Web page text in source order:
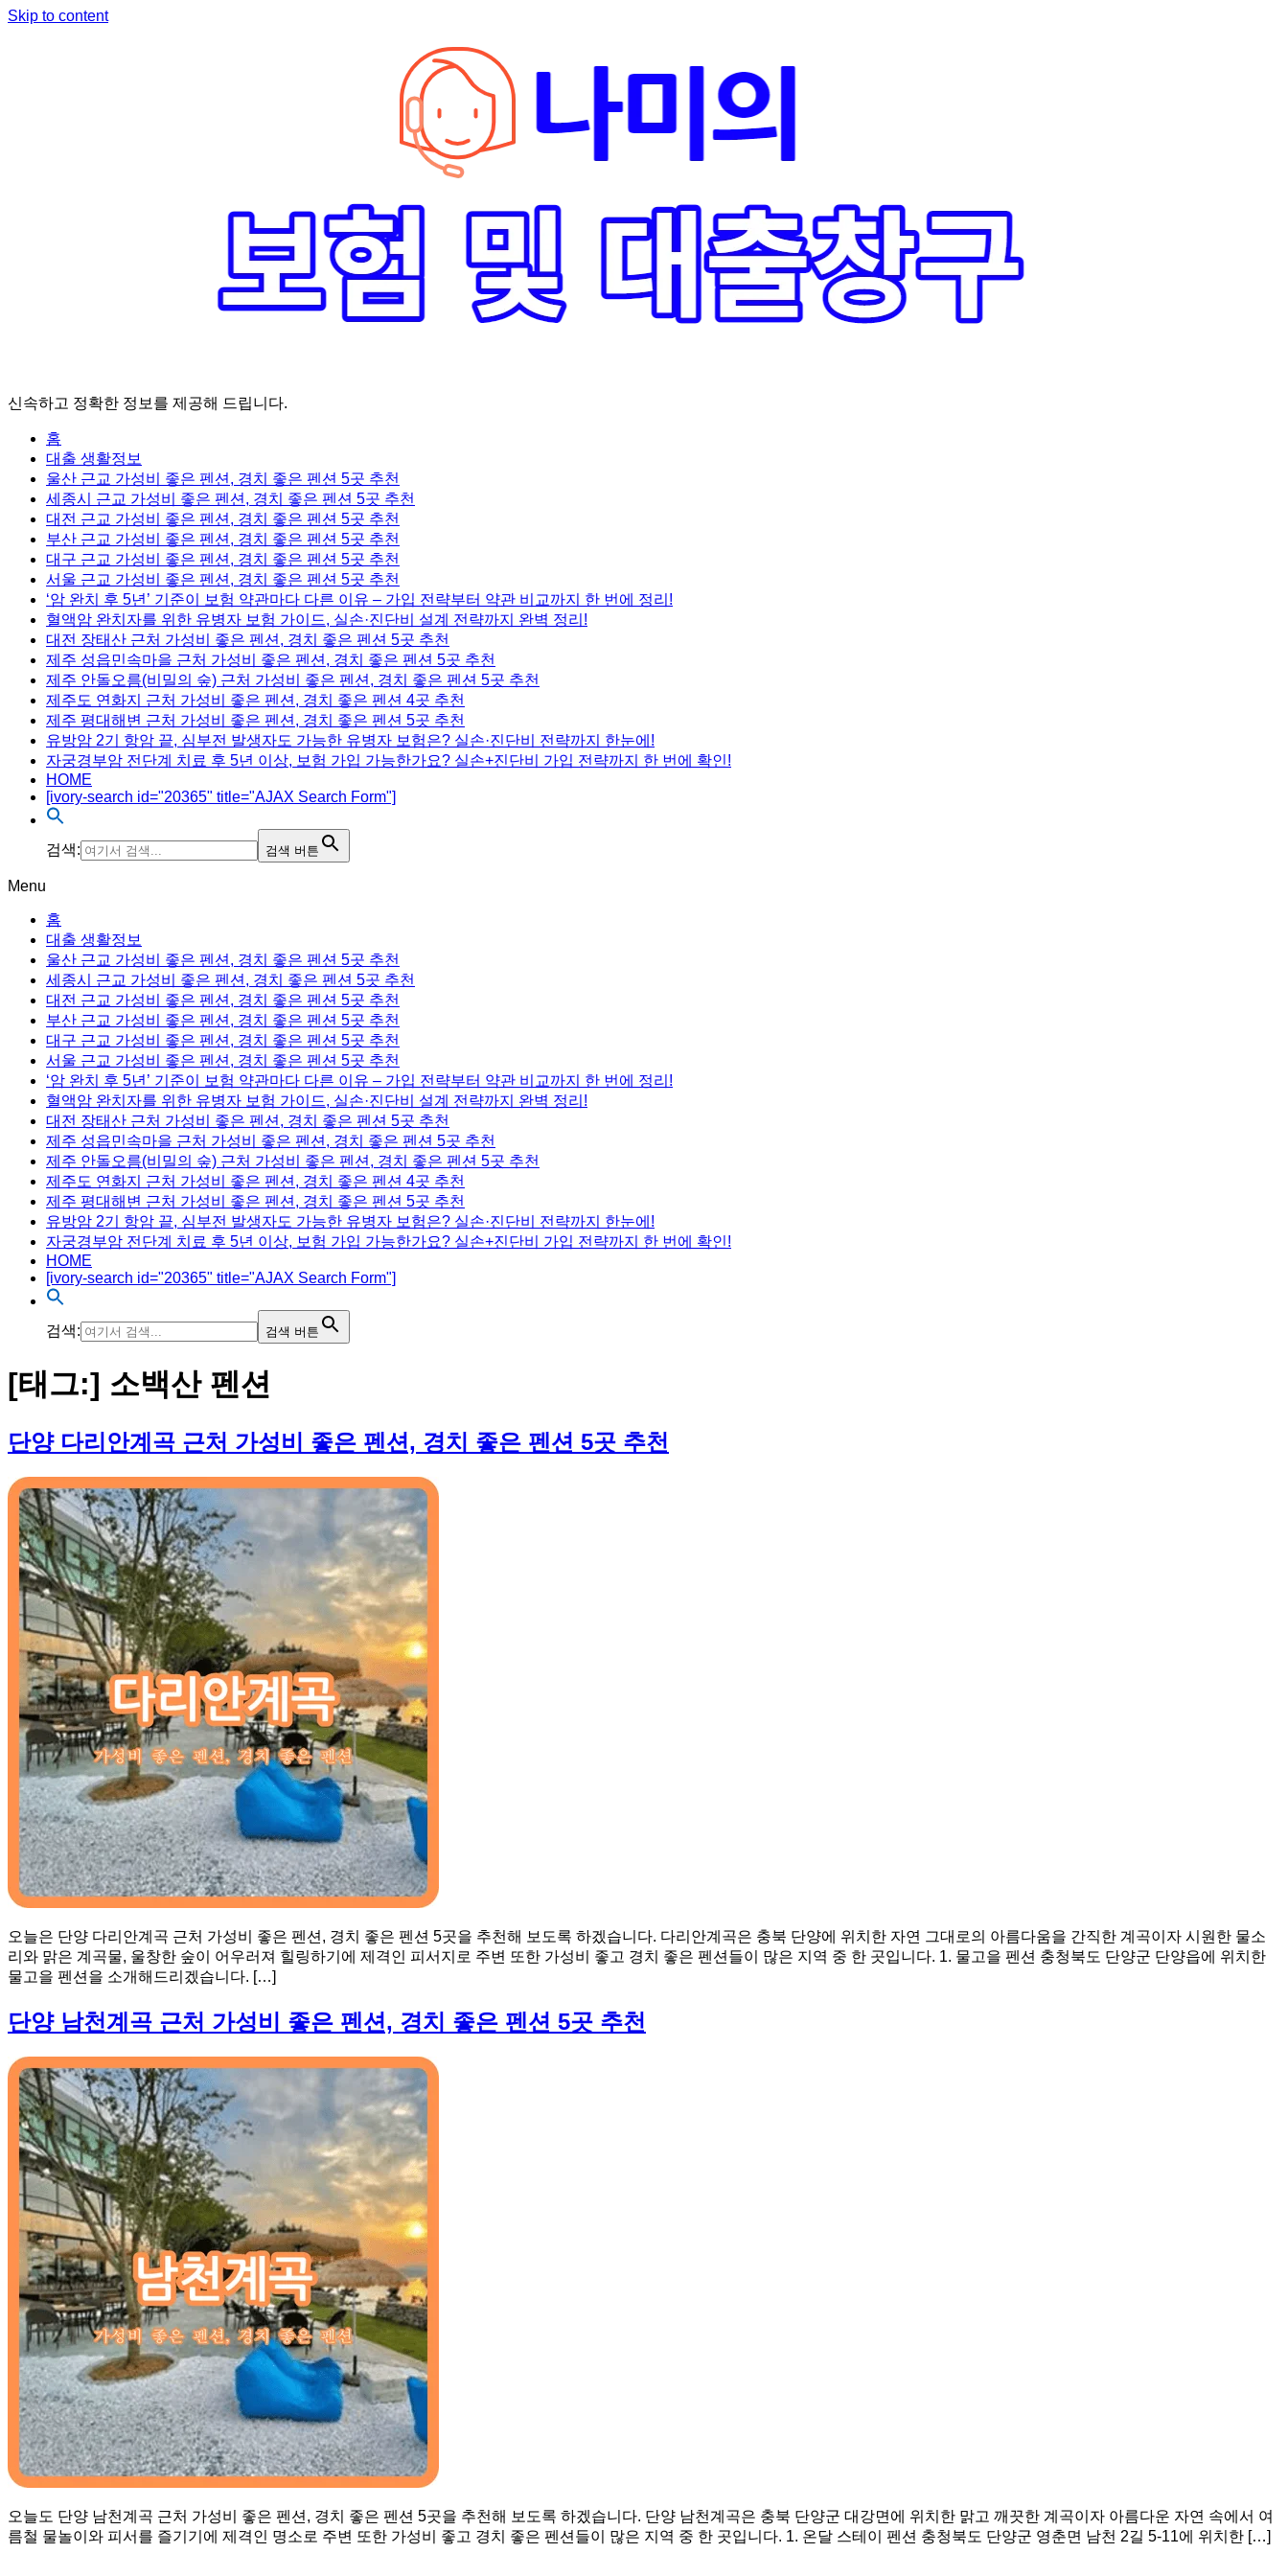
Skip to content
신속하고 정확한 정보를 제공해 드립니다.
홈
대출 생활정보
울산 근교 가성비 좋은 펜션, 경치 좋은 펜션 5곳 추천
세종시 근교 가성비 좋은 펜션, 경치 좋은 펜션 5곳 추천
대전 근교 가성비 좋은 펜션, 경치 좋은 펜션 5곳 추천
부산 근교 가성비 좋은 펜션, 경치 좋은 펜션 5곳 추천
대구 근교 가성비 좋은 펜션, 경치 좋은 펜션 5곳 추천
서울 근교 가성비 좋은 펜션, 경치 좋은 펜션 5곳 추천
‘암 완치 후 5년’ 기준이 보험 약관마다 다른 이유 – 가입 전략부터 약관 비교까지 한 번에 정리!
혈액암 완치자를 위한 유병자 보험 가이드, 실손·진단비 설계 전략까지 완벽 정리!
대전 장태산 근처 가성비 좋은 펜션, 경치 좋은 펜션 5곳 추천
제주 성읍민속마을 근처 가성비 좋은 펜션, 경치 좋은 펜션 5곳 추천
제주 안돌오름(비밀의 숲) 근처 가성비 좋은 펜션, 경치 좋은 펜션 5곳 추천
제주도 연화지 근처 가성비 좋은 펜션, 경치 좋은 펜션 4곳 추천
제주 평대해변 근처 가성비 좋은 펜션, 경치 좋은 펜션 5곳 추천
유방암 2기 항암 끝, 심부전 발생자도 가능한 유병자 보험은? 실손·진단비 전략까지 한눈에!
자궁경부암 전단계 치료 후 5년 이상, 보험 가입 가능한가요? 실손+진단비 가입 전략까지 한 번에 확인!
HOME
[ivory-search id="20365" title="AJAX Search Form"]
검색: 검색 버튼
Menu
홈
대출 생활정보
울산 근교 가성비 좋은 펜션, 경치 좋은 펜션 5곳 추천
세종시 근교 가성비 좋은 펜션, 경치 좋은 펜션 5곳 추천
대전 근교 가성비 좋은 펜션, 경치 좋은 펜션 5곳 추천
부산 근교 가성비 좋은 펜션, 경치 좋은 펜션 5곳 추천
대구 근교 가성비 좋은 펜션, 경치 좋은 펜션 5곳 추천
서울 근교 가성비 좋은 펜션, 경치 좋은 펜션 5곳 추천
‘암 완치 후 5년’ 기준이 보험 약관마다 다른 이유 – 가입 전략부터 약관 비교까지 한 번에 정리!
혈액암 완치자를 위한 유병자 보험 가이드, 실손·진단비 설계 전략까지 완벽 정리!
대전 장태산 근처 가성비 좋은 펜션, 경치 좋은 펜션 5곳 추천
제주 성읍민속마을 근처 가성비 좋은 펜션, 경치 좋은 펜션 5곳 추천
제주 안돌오름(비밀의 숲) 근처 가성비 좋은 펜션, 경치 좋은 펜션 5곳 추천
제주도 연화지 근처 가성비 좋은 펜션, 경치 좋은 펜션 4곳 추천
제주 평대해변 근처 가성비 좋은 펜션, 경치 좋은 펜션 5곳 추천
유방암 2기 항암 끝, 심부전 발생자도 가능한 유병자 보험은? 실손·진단비 전략까지 한눈에!
자궁경부암 전단계 치료 후 5년 이상, 보험 가입 가능한가요? 실손+진단비 가입 전략까지 한 번에 확인!
HOME
[ivory-search id="20365" title="AJAX Search Form"]
검색: 검색 버튼
[태그:] 소백산 펜션
단양 다리안계곡 근처 가성비 좋은 펜션, 경치 좋은 펜션 5곳 추천
오늘은 단양 다리안계곡 근처 가성비 좋은 펜션, 경치 좋은 펜션 5곳을 추천해 보도록 하겠습니다. 다리안계곡은 충북 단양에 위치한 자연 그대로의 아름다움을 간직한 계곡이자 시원한 물소
리와 맑은 계곡물, 울창한 숲이 어우러져 힐링하기에 제격인 피서지로 주변 또한 가성비 좋고 경치 좋은 펜션들이 많은 지역 중 한 곳입니다. 1. 물고을 펜션 충청북도 단양군 단양읍에 위치한
물고을 펜션을 소개해드리겠습니다. […]
단양 남천계곡 근처 가성비 좋은 펜션, 경치 좋은 펜션 5곳 추천
오늘도 단양 남천계곡 근처 가성비 좋은 펜션, 경치 좋은 펜션 5곳을 추천해 보도록 하겠습니다. 단양 남천계곡은 충북 단양군 대강면에 위치한 맑고 깨끗한 계곡이자 아름다운 자연 속에서 여
름철 물놀이와 피서를 즐기기에 제격인 명소로 주변 또한 가성비 좋고 경치 좋은 펜션들이 많은 지역 중 한 곳입니다. 1. 온달 스테이 펜션 충청북도 단양군 영춘면 남천 2길 5-11에 위치한 […]